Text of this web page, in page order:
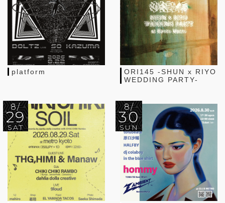
platform
ORI145 -SHUN x RIYO
WEDDING PARTY-
8/
29
SAT
8/
30
SUN